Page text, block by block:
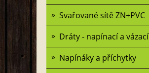
Svařované sítě ZN+PVC
Dráty - napínací a vázací
Napínáky a příchytky